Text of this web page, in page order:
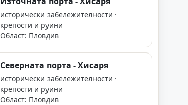
исторически забележителности ·
крепости и руини
Област: Пловдив
Северната порта - Хисаря
исторически забележителности ·
крепости и руини
Област: Пловдив